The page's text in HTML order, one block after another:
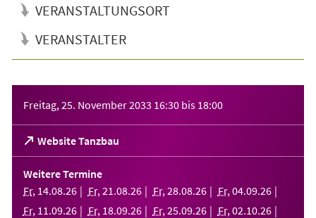
VERANSTALTUNGSORT
VERANSTALTER
Freitag, 25. November 2033 16:30 bis 18:00
Website Tanzbau
(Öffnet
in
einem
neuen
Tab)
Weitere Termine
Fr, 14.08.26 Fr, 21 .08.26 Fr, 28.08.26 Fr, 04.09.26
Fr, 11 .09.26 Fr, 18.09.26 Fr, 25.09.26 Fr, 02.10.26